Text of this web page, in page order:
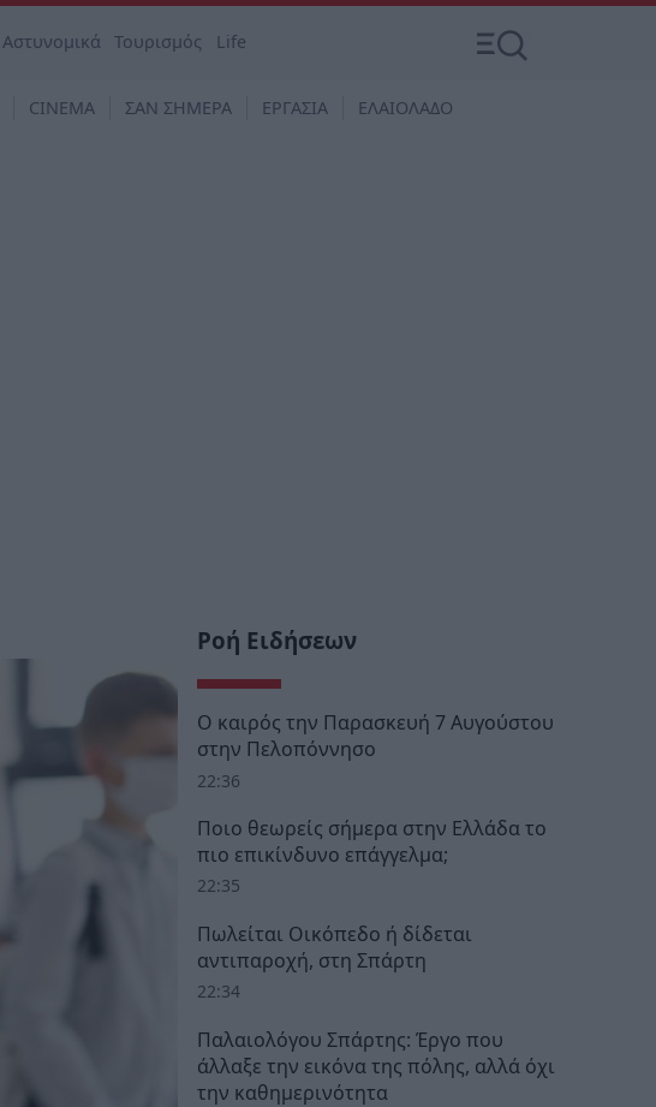
Αστυνομικά Τουρισμός Life
CINEMA ΣΑΝ ΣΗΜΕΡΑ ΕΡΓΑΣΙΑ ΕΛΑΙΟΛΑΔΟ
Ροή Ειδήσεων
Ο καιρός την Παρασκευή 7 Αυγούστου
στην Πελοπόννησο
22:36
Ποιο θεωρείς σήμερα στην Ελλάδα το
πιο επικίνδυνο επάγγελμα;
22:35
Πωλείται Οικόπεδο ή δίδεται
αντιπαροχή, στη Σπάρτη
22:34
Παλαιολόγου Σπάρτης: Έργο που
άλλαξε την εικόνα της πόλης, αλλά όχι
την καθημερινότητα